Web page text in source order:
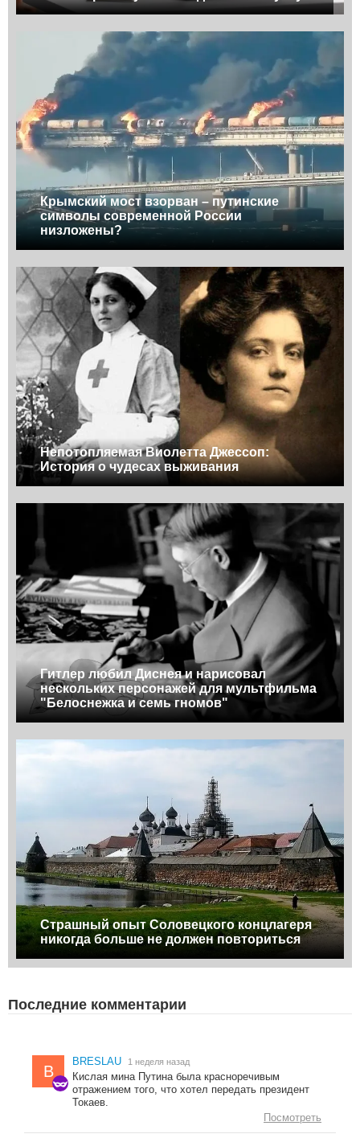
Крымский мост взорван – путинские
символы современной России
низложены?
Непотопляемая Виолетта Джессоп:
История о чудесах выживания
Гитлер любил Диснея и нарисовал
нескольких персонажей для мультфильма
"Белоснежка и семь гномов"
Страшный опыт Соловецкого концлагеря
никогда больше не должен повториться
Последние комментарии
B
BRESLAU 1 неделя назад
Кислая мина Путина была красноречивым
отражением того, что хотел передать президент
Токаев.
Посмотреть